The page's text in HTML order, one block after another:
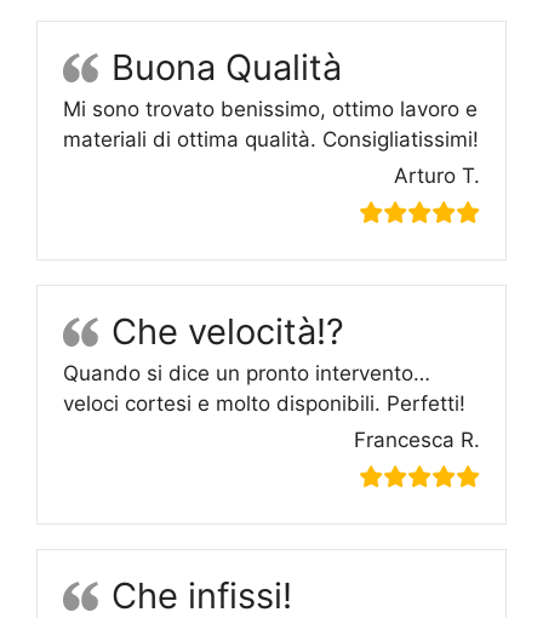
Buona Qualità
Mi sono trovato benissimo, ottimo lavoro e
materiali di ottima qualità. Consigliatissimi!
Arturo T.
Che velocità!?
Quando si dice un pronto intervento…
veloci cortesi e molto disponibili. Perfetti!
Francesca R.
Che infissi!